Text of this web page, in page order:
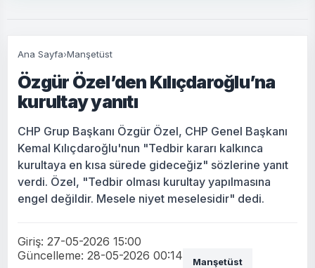
Ana Sayfa›Manşetüst
Özgür Özel’den Kılıçdaroğlu’na
kurultay yanıtı
CHP Grup Başkanı Özgür Özel, CHP Genel Başkanı
Kemal Kılıçdaroğlu'nun "Tedbir kararı kalkınca
kurultaya en kısa sürede gideceğiz" sözlerine yanıt
verdi. Özel, "Tedbir olması kurultay yapılmasına
engel değildir. Mesele niyet meselesidir" dedi.
Giriş: 27-05-2026 15:00
Güncelleme: 28-05-2026 00:14
Manşetüst